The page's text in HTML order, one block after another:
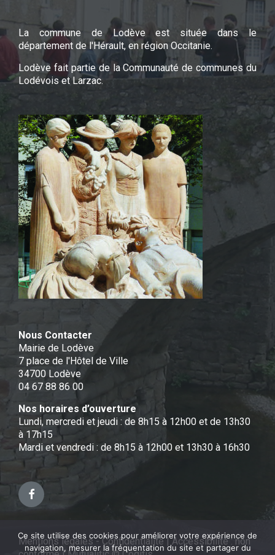
La commune de Lodève est située dans le
département de l'Hérault, en région Occitanie.
Lodève fait partie de la Communauté de communes du
Lodévois et Larzac.
Nous Contacter
Mairie de Lodève
7 place de l'Hôtel de Ville
34700 Lodève
04 67 88 86 00
Nos horaires d’ouverture
Lundi, mercredi et jeudi : de 8h15 à 12h00 et de 13h30
à 17h15
Mardi et vendredi : de 8h15 à 12h00 et 13h30 à 16h30
Facebook
Mentions légales - Confidentialité|Accessibilité : non
Ce site utilise des cookies pour améliorer votre expérience de
navigation, mesurer la fréquentation du site et partager du